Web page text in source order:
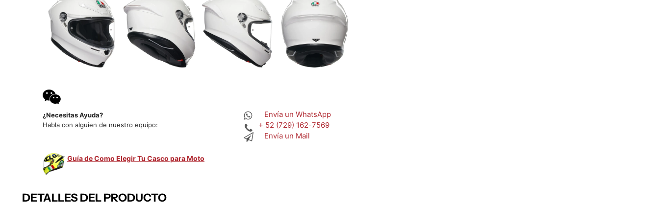
¿Necesitas Ayuda?
Habla con alguien de nuestro equipo:
Envía un WhatsApp
+ 52 (729) 162-7569
Envía un Mail
Guía de Como Elegir Tu Casco para Moto
DETALLES DEL PRODUCTO